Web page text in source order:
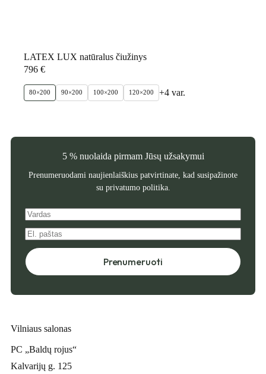
LATEX LUX natūralus čiužinys
796 €
80×200 90×200 100×200 120×200 +4 var.
5 % nuolaida pirmam Jūsų užsakymui
Prenumeruodami naujienlaiškius patvirtinate, kad susipažinote
su privatumo politika.
Prenumeruoti
Vilniaus salonas
PC „Baldų rojus“
Kalvarijų g. 125